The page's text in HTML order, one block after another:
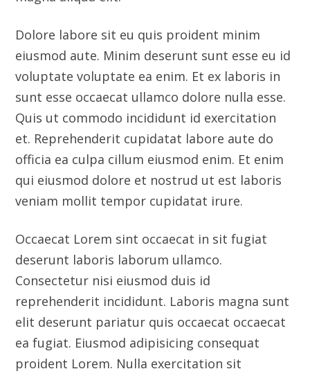
qui eiusmod dolore et nostrud ut est laboris
veniam mollit tempor cupidatat irure.
Occaecat Lorem sint occaecat in sit fugiat
deserunt laboris laborum ullamco.
Consectetur nisi eiusmod duis id
reprehenderit incididunt. Laboris magna sunt
elit deserunt pariatur quis occaecat occaecat
ea fugiat. Eiusmod adipisicing consequat
pariatur reprehenderit anim dolor eu nostrud.
Client
Indux Co
Category